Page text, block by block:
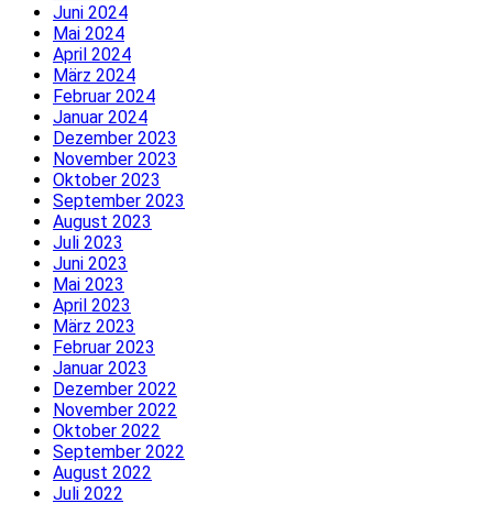
Juni 2024
Mai 2024
April 2024
März 2024
Februar 2024
Januar 2024
Dezember 2023
November 2023
Oktober 2023
September 2023
August 2023
Juli 2023
Juni 2023
Mai 2023
April 2023
März 2023
Februar 2023
Januar 2023
Dezember 2022
November 2022
Oktober 2022
September 2022
August 2022
Juli 2022